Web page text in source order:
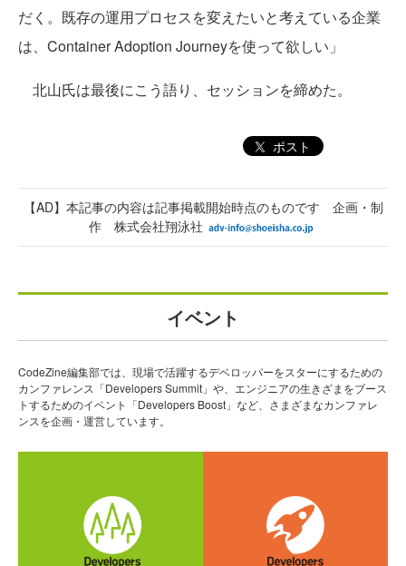
だく。既存の運用プロセスを変えたいと考えている企業
は、Container Adoption Journeyを使って欲しい」
北山氏は最後にこう語り、セッションを締めた。
ポスト
【AD】本記事の内容は記事掲載開始時点のものです 企画・制
作 株式会社翔泳社
イベント
CodeZine編集部では、現場で活躍するデベロッパーをスターにするための
カンファレンス「Developers Summit」や、エンジニアの生きざまをブース
トするためのイベント「Developers Boost」など、さまざまなカンファレ
ンスを企画・運営しています。